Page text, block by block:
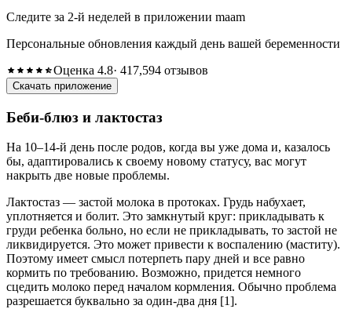
Следите за 2-й неделей в приложении maam
Персональные обновления каждый день вашей беременности
Оценка 4.8· 417,594 отзывов
Скачать приложение
Беби-блюз и лактостаз
На 10–14-й день после родов, когда вы уже дома и, казалось
бы, адаптировались к своему новому статусу, вас могут
накрыть две новые проблемы.
Лактостаз — застой молока в протоках. Грудь набухает,
уплотняется и болит. Это замкнутый круг: прикладывать к
груди ребенка больно, но если не прикладывать, то застой не
ликвидируется. Это может привести к воспалению (маститу).
Поэтому имеет смысл потерпеть пару дней и все равно
кормить по требованию. Возможно, придется немного
сцедить молоко перед началом кормления. Обычно проблема
разрешается буквально за один-два дня [1].